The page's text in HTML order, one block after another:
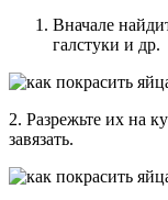
Вначале
галстуки и др.
2. Разрежьте их на
завязать.